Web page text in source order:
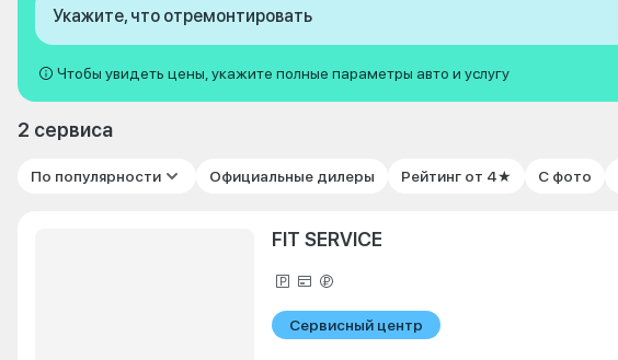
Укажите, что отремонтировать
Чтобы увидеть цены, укажите полные параметры авто и услугу
2 сервиса
По популярности Официальные дилеры Рейтинг от 4★ С фото
FIT SERVICE
Сервисный центр